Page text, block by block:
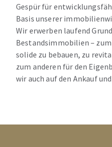
Gespür für
Basis unserer
Wir erwerben laufend
Bestandsimmobilien –
solide zu bebauen, zu
zum anderen für den
wir auch auf den Ankauf